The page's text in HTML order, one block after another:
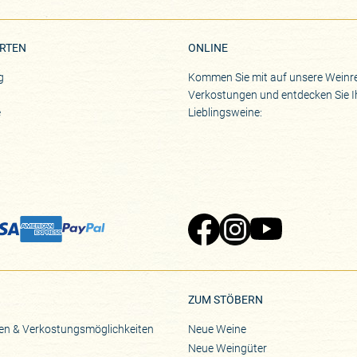
ONLINE
Kommen Sie mit auf unsere
Verkostungen und entdecken Sie
Lieblingsweine:
& Verkostungsmöglichkeiten
ZUM STÖBERN
Neue Weine
Neue Weingüter